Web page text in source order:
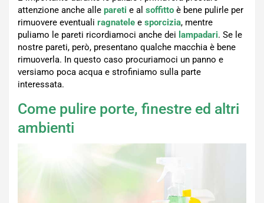
attenzione anche alle pareti e al soffitto è bene pulirle per
rimuovere eventuali ragnatele e sporcizia, mentre
puliamo le pareti ricordiamoci anche dei lampadari. Se le
nostre pareti, però, presentano qualche macchia è bene
rimuoverla. In questo caso procuriamoci un panno e
versiamo poca acqua e strofiniamo sulla parte
interessata.
Come pulire porte, finestre ed altri
ambienti